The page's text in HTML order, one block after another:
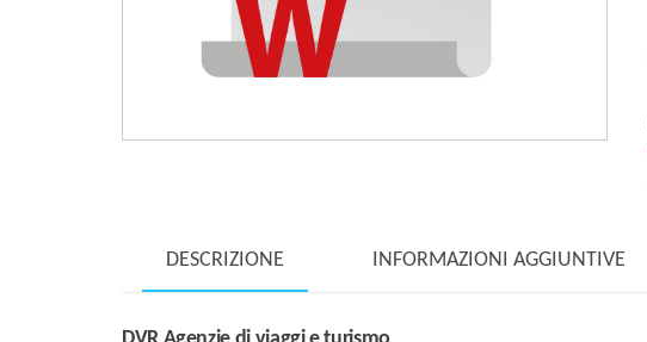
DESCRIZIONE INFORMAZIONI AGGIUNTIVE